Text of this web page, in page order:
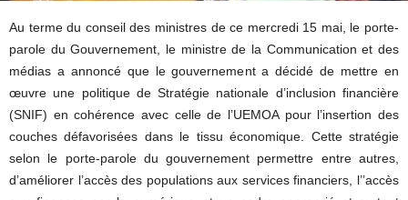
Au terme du conseil des ministres de ce mercredi 15 mai, le porte-
parole du Gouvernement, le ministre de la Communication et des
médias a annoncé que le gouvernement a décidé de mettre en
œuvre une politique de Stratégie nationale d’inclusion financière
(SNIF) en cohérence avec celle de l’UEMOA pour l’insertion des
couches défavorisées dans le tissu économique. Cette stratégie
selon le porte-parole du gouvernement permettre entre autres,
d’améliorer l’accès des populations aux services financiers, l’’accès